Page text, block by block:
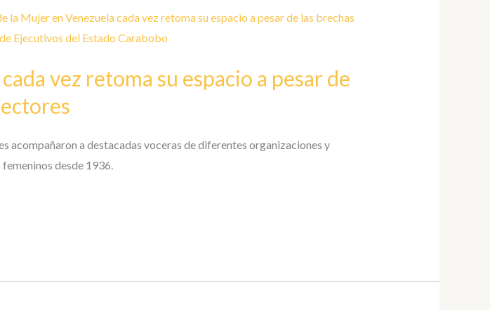
vez retoma su espacio a pesar de
acompañaron a destacadas voceras de diferentes organizaciones y
desde 1936.